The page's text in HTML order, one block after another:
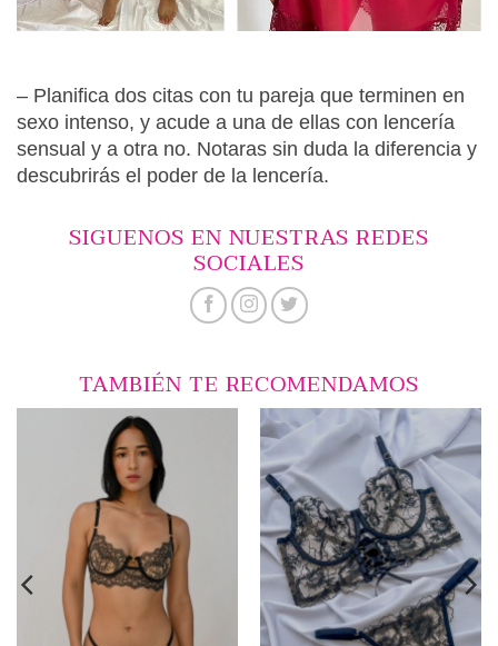
– Planifica dos citas con tu pareja que terminen en
sexo intenso, y acude a una de ellas con lencería
sensual y a otra no. Notaras sin duda la diferencia y
descubrirás el poder de la lencería.
SIGUENOS EN NUESTRAS REDES
SOCIALES
TAMBIÉN TE RECOMENDAMOS